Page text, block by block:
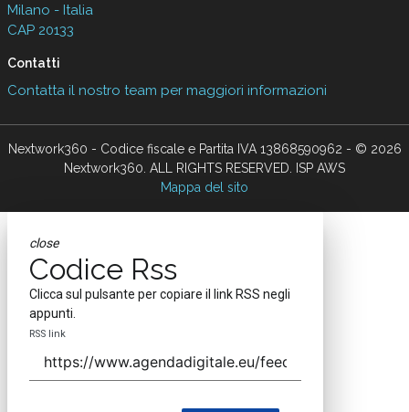
Milano - Italia
CAP 20133
Contatti
Contatta il nostro team per maggiori informazioni
Nextwork360 - Codice fiscale e Partita IVA 13868590962 - © 2026
Nextwork360. ALL RIGHTS RESERVED. ISP AWS
Mappa del sito
close
Codice Rss
Clicca sul pulsante per copiare il link RSS negli
appunti.
RSS link